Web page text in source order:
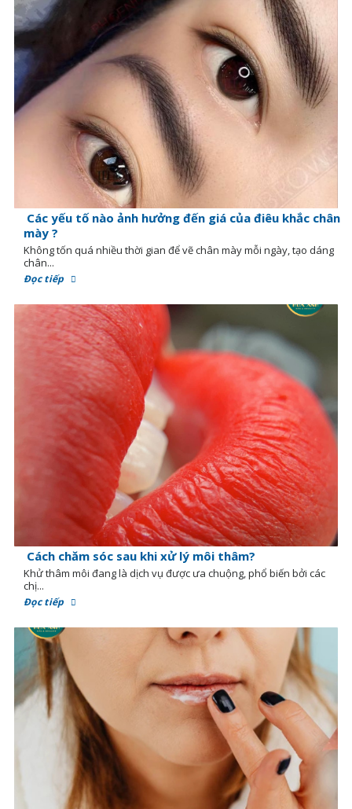
Các yếu tố nào ảnh hưởng đến giá của điêu khắc chân
mày ?
Không tốn quá nhiều thời gian để vẽ chân mày mỗi ngày, tạo dáng
chân...
Đọc tiếp
Cách chăm sóc sau khi xử lý môi thâm?
Khử thâm môi đang là dịch vụ được ưa chuộng, phổ biến bởi các
chị...
Đọc tiếp